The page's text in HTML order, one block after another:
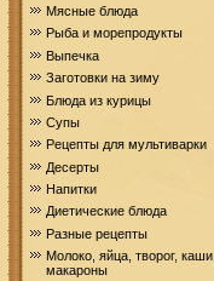
Мясные блюда
Рыба и морепродукты
Выпечка
Заготовки на зиму
Блюда из курицы
Супы
Рецепты для мультиварки
Десерты
Напитки
Диетические блюда
Разные рецепты
Молоко, яйца, творог, каши,
макароны